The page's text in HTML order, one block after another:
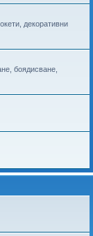
декоративни
боядисване,